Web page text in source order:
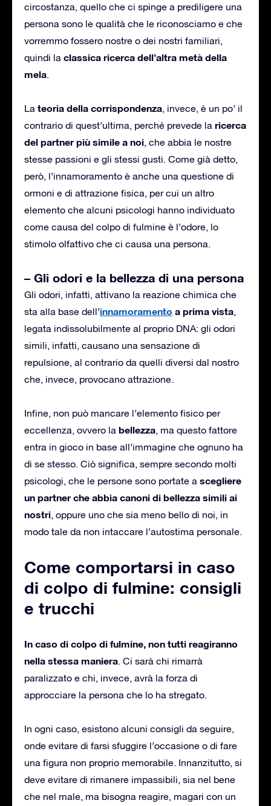
circostanza, quello che ci spinge a prediligere una
persona sono le qualità che le riconosciamo e che
vorremmo fossero nostre o dei nostri familiari,
quindi la classica ricerca dell’altra metà della
mela.
La teoria della corrispondenza, invece, è un po’ il
contrario di quest’ultima, perché prevede la ricerca
del partner più simile a noi, che abbia le nostre
stesse passioni e gli stessi gusti. Come già detto,
però, l’innamoramento è anche una questione di
ormoni e di attrazione fisica, per cui un altro
elemento che alcuni psicologi hanno individuato
come causa del colpo di fulmine è l’odore, lo
stimolo olfattivo che ci causa una persona.
– Gli odori e la bellezza di una persona
Gli odori, infatti, attivano la reazione chimica che
sta alla base dell’innamoramento a prima vista,
legata indissolubilmente al proprio DNA: gli odori
simili, infatti, causano una sensazione di
repulsione, al contrario da quelli diversi dal nostro
che, invece, provocano attrazione.
Infine, non può mancare l’elemento fisico per
eccellenza, ovvero la bellezza, ma questo fattore
entra in gioco in base all’immagine che ognuno ha
di se stesso. Ciò significa, sempre secondo molti
psicologi, che le persone sono portate a scegliere
un partner che abbia canoni di bellezza simili ai
nostri, oppure uno che sia meno bello di noi, in
modo tale da non intaccare l’autostima personale.
Come comportarsi in caso
di colpo di fulmine: consigli
e trucchi
In caso di colpo di fulmine, non tutti reagiranno
nella stessa maniera. Ci sarà chi rimarrà
paralizzato e chi, invece, avrà la forza di
approcciare la persona che lo ha stregato.
In ogni caso, esistono alcuni consigli da seguire,
onde evitare di farsi sfuggire l’occasione o di fare
una figura non proprio memorabile. Innanzitutto, si
deve evitare di rimanere impassibili, sia nel bene
che nel male, ma bisogna reagire, magari con un